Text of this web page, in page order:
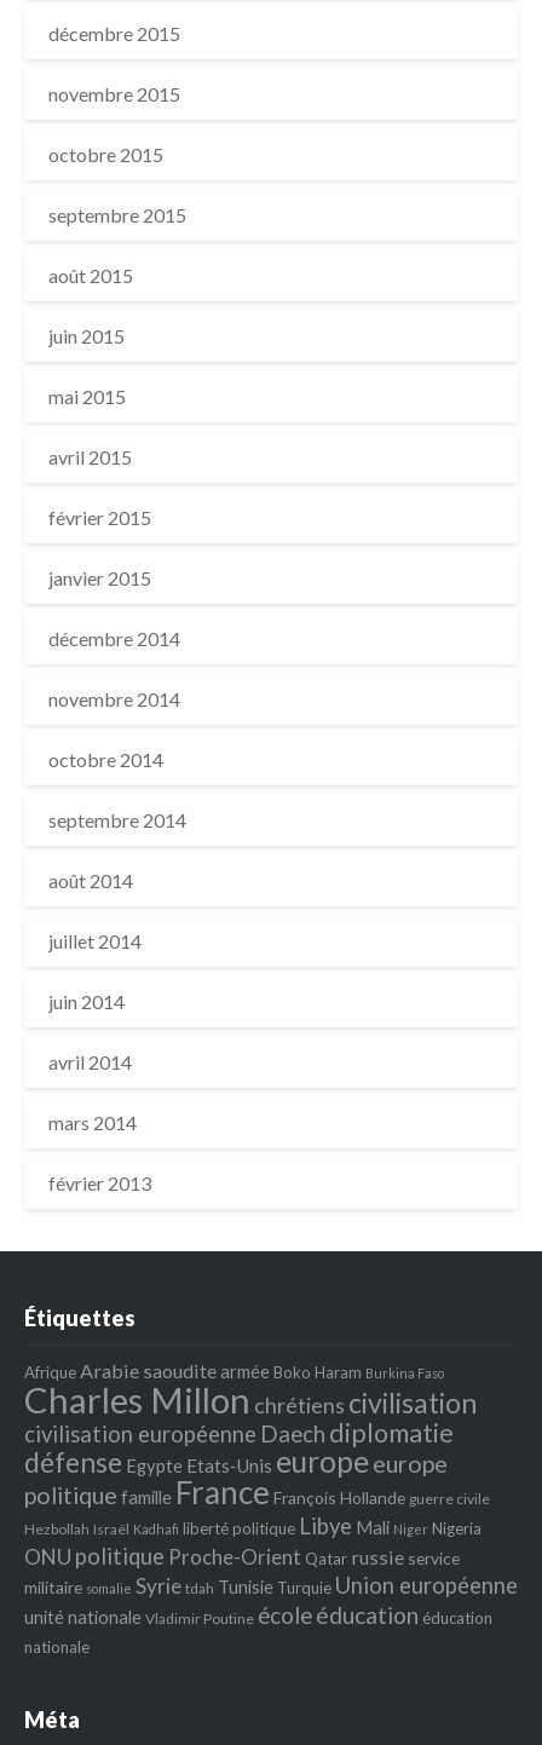
décembre 2015
novembre 2015
octobre 2015
septembre 2015
août 2015
juin 2015
mai 2015
avril 2015
février 2015
janvier 2015
décembre 2014
novembre 2014
octobre 2014
septembre 2014
août 2014
juillet 2014
juin 2014
avril 2014
mars 2014
février 2013
Étiquettes
AfriqueArabie saoudite armée Boko Haram Burkina Faso
Charles Millon chrétiens civilisation
civilisation européenne Daech diplomatie
défense Egypte Etats‐Unis europeeurope
politique famille France François Hollande guerre civile
Hezbollah Israël Kadhafi liberté politique Libye Mali Niger Nigeria
ONU politique Proche-Orient Qatar russie service
militaire somalie Syrie tdah Tunisie Turquie Union européenne
unité nationale Vladimir Poutine écoleéducation éducation
nationale
Méta